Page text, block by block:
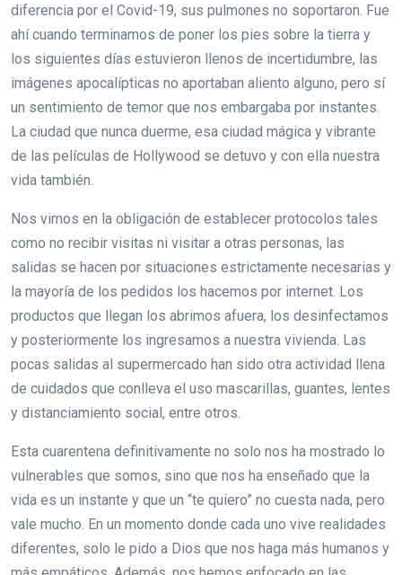
diferencia por el Covid-19, sus pulmones no soportaron. Fue
ahí cuando terminamos de poner los pies sobre la tierra y
los siguientes días estuvieron llenos de incertidumbre, las
imágenes apocalípticas no aportaban aliento alguno, pero sí
un sentimiento de temor que nos embargaba por instantes.
La ciudad que nunca duerme, esa ciudad mágica y vibrante
de las películas de Hollywood se detuvo y con ella nuestra
vida también.
Nos vimos en la obligación de establecer protocolos tales
como no recibir visitas ni visitar a otras personas, las
salidas se hacen por situaciones estrictamente necesarias y
la mayoría de los pedidos los hacemos por internet. Los
productos que llegan los abrimos afuera, los desinfectamos
y posteriormente los ingresamos a nuestra vivienda. Las
pocas salidas al supermercado han sido otra actividad llena
de cuidados que conlleva el uso mascarillas, guantes, lentes
y distanciamiento social, entre otros.
Esta cuarentena definitivamente no solo nos ha mostrado lo
vulnerables que somos, sino que nos ha enseñado que la
vida es un instante y que un “te quiero” no cuesta nada, pero
vale mucho. En un momento donde cada uno vive realidades
diferentes, solo le pido a Dios que nos haga más humanos y